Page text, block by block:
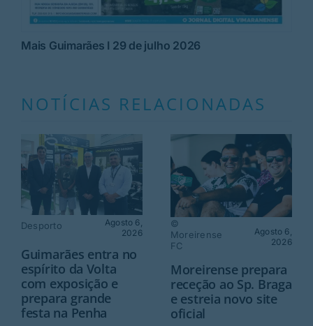
Mais Guimarães I 29 de julho 2026
NOTÍCIAS RELACIONADAS
Desporto
Agosto 6,
2026
Guimarães entra no
espírito da Volta
com exposição e
prepara grande
festa na Penha
©
Moreirense
FC
Agosto 6,
2026
Moreirense prepara
receção ao Sp. Braga
e estreia novo site
oficial